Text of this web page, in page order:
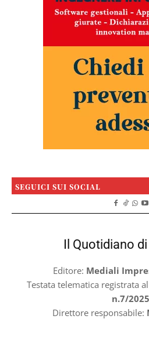
SEGUICI SUI SOCIAL
Il Quotidiano
Editore: Mediali
Testata telematica registrata
n.7/2025
Direttore responsabile: